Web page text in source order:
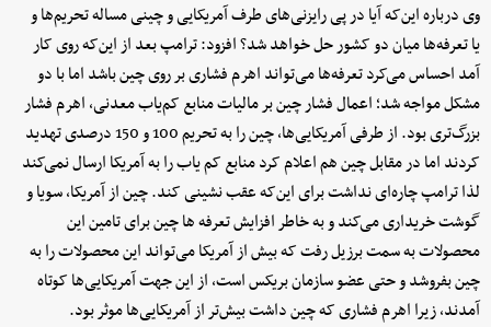
وی درباره این‌که آیا در پی رایزنی‌های طرف آمریکایی و چینی مساله تحریم‌ها و
یا تعرفه‌ها میان دو کشور حل خواهد شد؟ افزود: ترامپ بعد از این‌که روی کار
آمد احساس می‌کرد تعرفه‌ها می‌تواند اهرم فشاری بر روی چین باشد اما با دو
مشکل مواجه شد؛ اعمال فشار چین بر مالیات منابع کم‌یاب معدنی، اهرم فشار
بزرگ‌تری بود. از طرفی آمریکایی‌ها، چین را به تحریم 100 و 150 درصدی تهدید
کردند اما در مقابل چین هم اعلام کرد منابع کم یاب را به آمریکا ارسال نمی‌کند
لذا ترامپ چاره‌ای نداشت برای این‌که عقب نشینی کند. چین از آمریکا، سویا و
گوشت خریداری می‌کند و به خاطر افزایش تعرفه ها چین برای تامین این
محصولات به سمت برزیل رفت که بیش از آمریکا می‌تواند این محصولات را به
چین بفروشد و حتی عضو سازمان بریکس است، از این جهت آمریکایی‌ها کوتاه
آمدند، زیرا اهرم فشاری که چین داشت بیش‌تر از آمریکایی‌ها موثر بود.